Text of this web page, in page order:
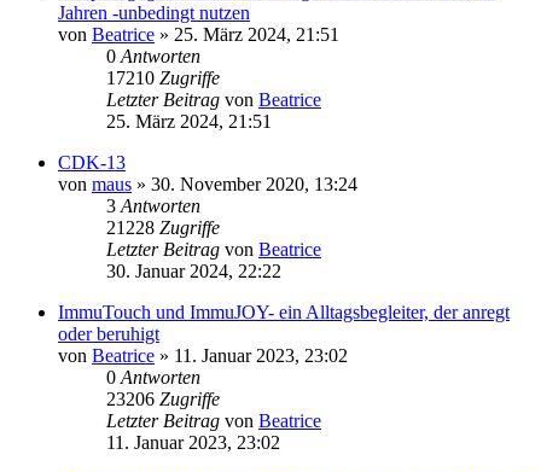
Jahren -unbedingt nutzen
von Beatrice » 25. März 2024, 21:51
0 Antworten
17210 Zugriffe
Letzter Beitrag von Beatrice
25. März 2024, 21:51
CDK-13
von maus » 30. November 2020, 13:24
3 Antworten
21228 Zugriffe
Letzter Beitrag von Beatrice
30. Januar 2024, 22:22
ImmuTouch und ImmuJOY- ein Alltagsbegleiter, der anregt
oder beruhigt
von Beatrice » 11. Januar 2023, 23:02
0 Antworten
23206 Zugriffe
Letzter Beitrag von Beatrice
11. Januar 2023, 23:02